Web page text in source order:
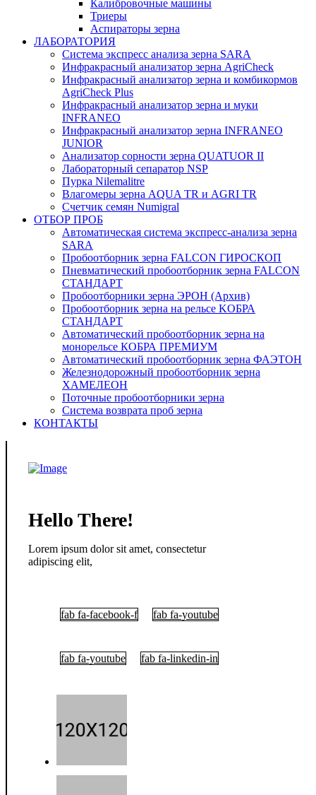
Калибровочные машины
Триеры
Аспираторы зерна
ЛАБОРАТОРИЯ
Система экспресс анализа зерна SARA
Инфракрасный анализатор зерна AgriCheck
Инфракрасный анализатор зерна и комбикормов
AgriCheck Plus
Инфракрасный анализатор зерна и муки
INFRANEO
Инфракрасный анализатор зерна INFRANEO
JUNIOR
Анализатор сорности зерна QUATUOR II
Лабораторный сепаратор NSP
Пурка Nilemalitre
Влагомеры зерна AQUA TR и AGRI TR
Счетчик семян Numigral
ОТБОР ПРОБ
Автоматическая система экспресс-анализа зерна
SARA
Пробоотборник зерна FALCON ГИРОСКОП
Пневматический пробоотборник зерна FALCON
СТАНДАРТ
Пробоотборники зерна ЭРОН (Архив)
Пробоотборник зерна на рельсе KOБРА
СТАНДАРТ
Автоматический пробоотборник зерна на
монорельсе КОБРА ПРЕМИУМ
Автоматический пробоотборник зерна ФАЭТОН
Железнодорожный пробоотборник зерна
ХАМЕЛЕОН
Поточные пробоотборники зерна
Система возврата проб зерна
КОНТАКТЫ
Hello There!
Lorem ipsum dolor sit amet, consectetur
adipiscing elit,
fab fa-facebook-f fab fa-youtube
fab fa-youtube fab fa-linkedin-in